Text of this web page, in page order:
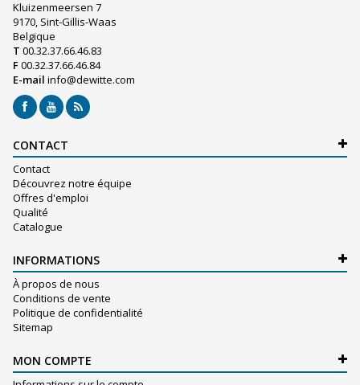
Kluizenmeersen 7
9170, Sint-Gillis-Waas
Belgique
T 00.32.37.66.46.83
F00.32.37.66.46.84
E-mail info@dewitte.com
CONTACT
Contact
Découvrez notre équipe
Offres d'emploi
Qualité
Catalogue
INFORMATIONS
À propos de nous
Conditions de vente
Politique de confidentialité
Sitemap
MON COMPTE